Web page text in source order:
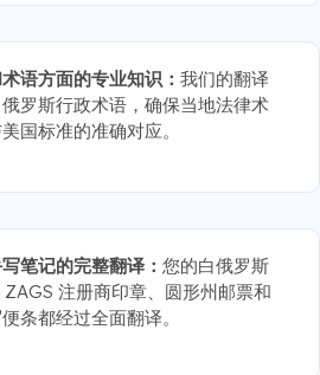
语方面的专业知识：我们的翻译
罗斯行政术语，确保当地法律术
国标准的准确对应。
笔记的完整翻译：您的白俄罗斯
注册商印章、圆形州邮票和
条都经过全面翻译。